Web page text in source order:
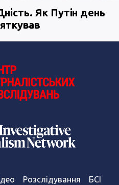
Як Путін день
Розслідування
БСІ